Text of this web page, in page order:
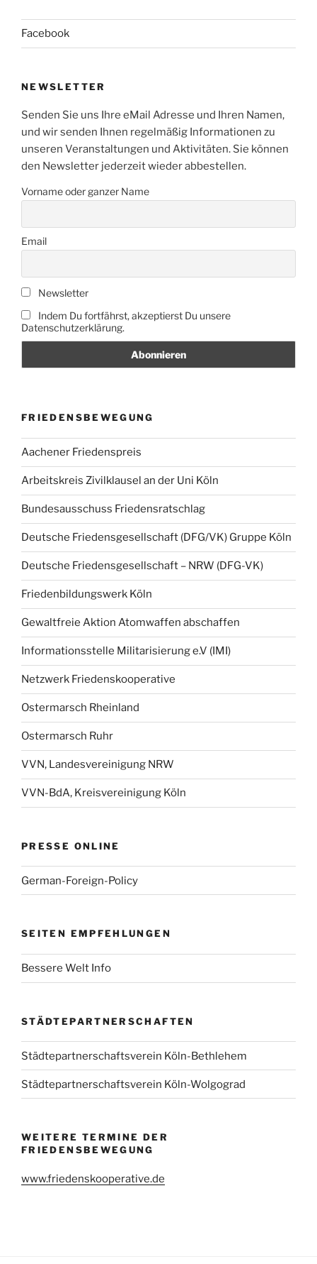
Facebook
NEWSLETTER
Senden Sie uns Ihre eMail Adresse und Ihren Namen,
und wir senden Ihnen regelmäßig Informationen zu
unseren Veranstaltungen und Aktivitäten. Sie können
den Newsletter jederzeit wieder abbestellen.
Vorname oder ganzer Name
Email
Newsletter
Indem Du fortfährst, akzeptierst Du unsere
Datenschutzerklärung.
FRIEDENSBEWEGUNG
Aachener Friedenspreis
Arbeitskreis Zivilklausel an der Uni Köln
Bundesausschuss Friedensratschlag
Deutsche Friedensgesellschaft (DFG/VK) Gruppe Köln
Deutsche Friedensgesellschaft – NRW (DFG-VK)
Friedenbildungswerk Köln
Gewaltfreie Aktion Atomwaffen abschaffen
Informationsstelle Militarisierung e.V (IMI)
Netzwerk Friedenskooperative
Ostermarsch Rheinland
Ostermarsch Ruhr
VVN, Landesvereinigung NRW
VVN-BdA, Kreisvereinigung Köln
PRESSE ONLINE
German-Foreign-Policy
SEITEN EMPFEHLUNGEN
Bessere Welt Info
STÄDTEPARTNERSCHAFTEN
Städtepartnerschaftsverein Köln-Bethlehem
Städtepartnerschaftsverein Köln-Wolgograd
WEITERE TERMINE DER
FRIEDENSBEWEGUNG
www.friedenskooperative.de